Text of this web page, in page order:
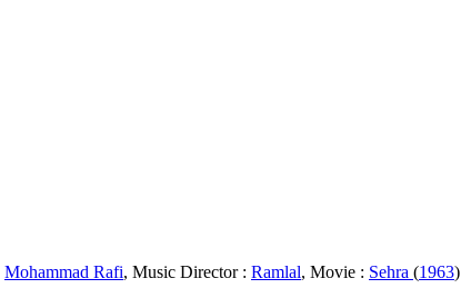
Mohammad Rafi, Music Director : Ramlal, Movie : Sehra (1963)